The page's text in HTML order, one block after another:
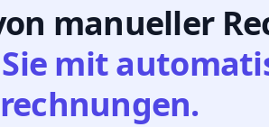
manueller
mit